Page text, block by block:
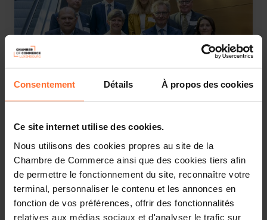
Consentement Détails À propos des cookies
Ce site internet utilise des cookies.
Nous utilisons des cookies propres au site de la
Chambre de Commerce ainsi que des cookies tiers afin
de permettre le fonctionnement du site, reconnaître votre
terminal, personnaliser le contenu et les annonces en
fonction de vos préférences, offrir des fonctionnalités
relatives aux médias sociaux et d'analyser le trafic sur
droit de la concurrence